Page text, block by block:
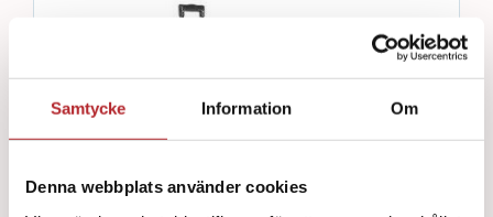
Samtycke Information Om
Denna webbplats använder cookies